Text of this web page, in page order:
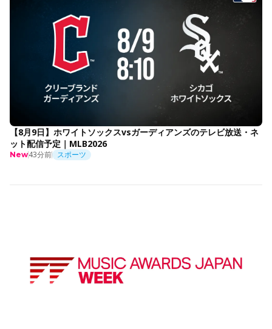
【8月9日】ホワイトソックスvsガーディアンズのテレビ放送・ネ
ット配信予定｜MLB2026
New43分前 スポーツ